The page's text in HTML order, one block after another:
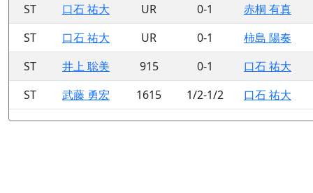
ST
口石 祐大 UR 0-1
赤桐 有真
ST
口石 祐大 UR 0-1
柿島 陽奏
ST
井上 聡美 915 0-1
口石 祐大
ST
武藤 勇宏 1615 1/2-1/2 口石 祐大